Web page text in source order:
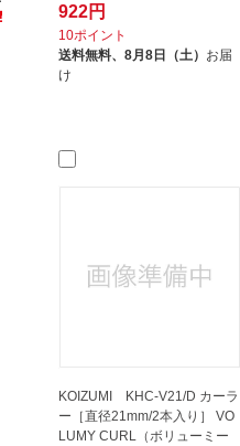
922円
10ポイント
送料無料、 8月8日（土） お届
け
KOIZUMI KHC-V21/D カーラ
ー［直径21mm/2本入り］ VO
LUMY CURL（ボリューミー